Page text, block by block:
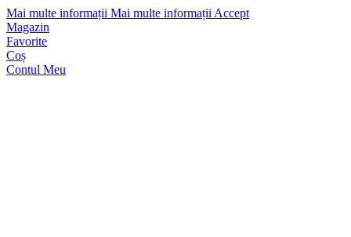
Mai multe informații Mai multe informații Accept
Magazin
Favorite
Coș
Contul Meu